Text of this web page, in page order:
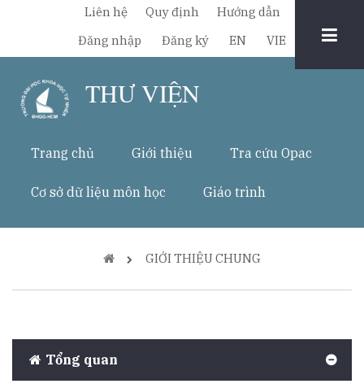
nội
Liên hệ Quy định Hướng dẫn
Chuyển
đổi
ngôn
Đăng nhập Đăng ký EN VIE
THƯ VIỆN
Trang chủ Giới thiệu Tra cứu Opac
Cơ sở dữ liệu môn học Giáo trình
BreadcrumbGIỚI THIỆU CHUNG
home
Tổng quan